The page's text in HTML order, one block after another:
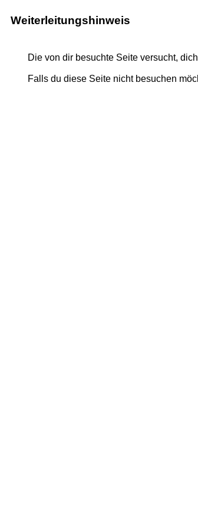
Weiterleitungshinweis
Die von dir besuchte Seite versucht,
Falls du diese Seite nicht besuchen